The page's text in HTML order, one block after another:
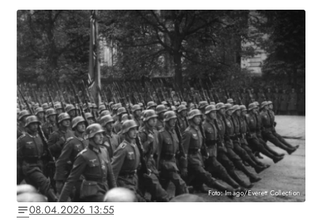
Foto: Imago/Everett Collection
notes08.04.2026 13:55